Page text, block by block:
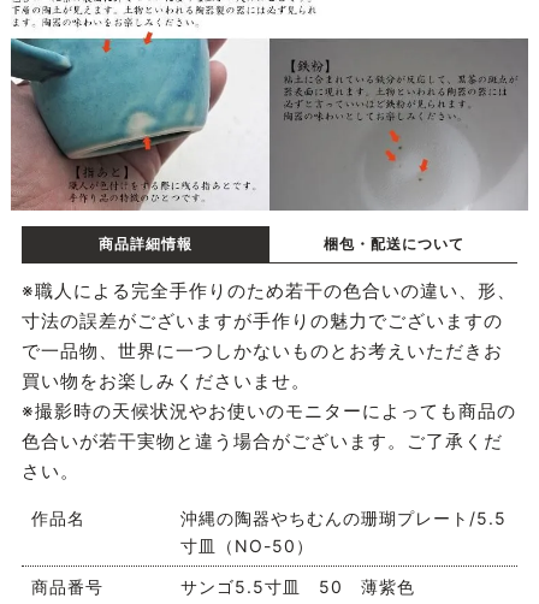
商品詳細情報 梱包・配送について
※職人による完全手作りのため若干の色合いの違い、形、
寸法の誤差がございますが手作りの魅力でございますの
で一品物、世界に一つしかないものとお考えいただきお
買い物をお楽しみくださいませ。
※撮影時の天候状況やお使いのモニターによっても商品の
色合いが若干実物と違う場合がございます。ご了承くだ
さい。
作品名
沖縄の陶器やちむんの珊瑚プレート/5.5
寸皿（NO-50）
商品番号
サンゴ5.5寸皿 50 薄紫色